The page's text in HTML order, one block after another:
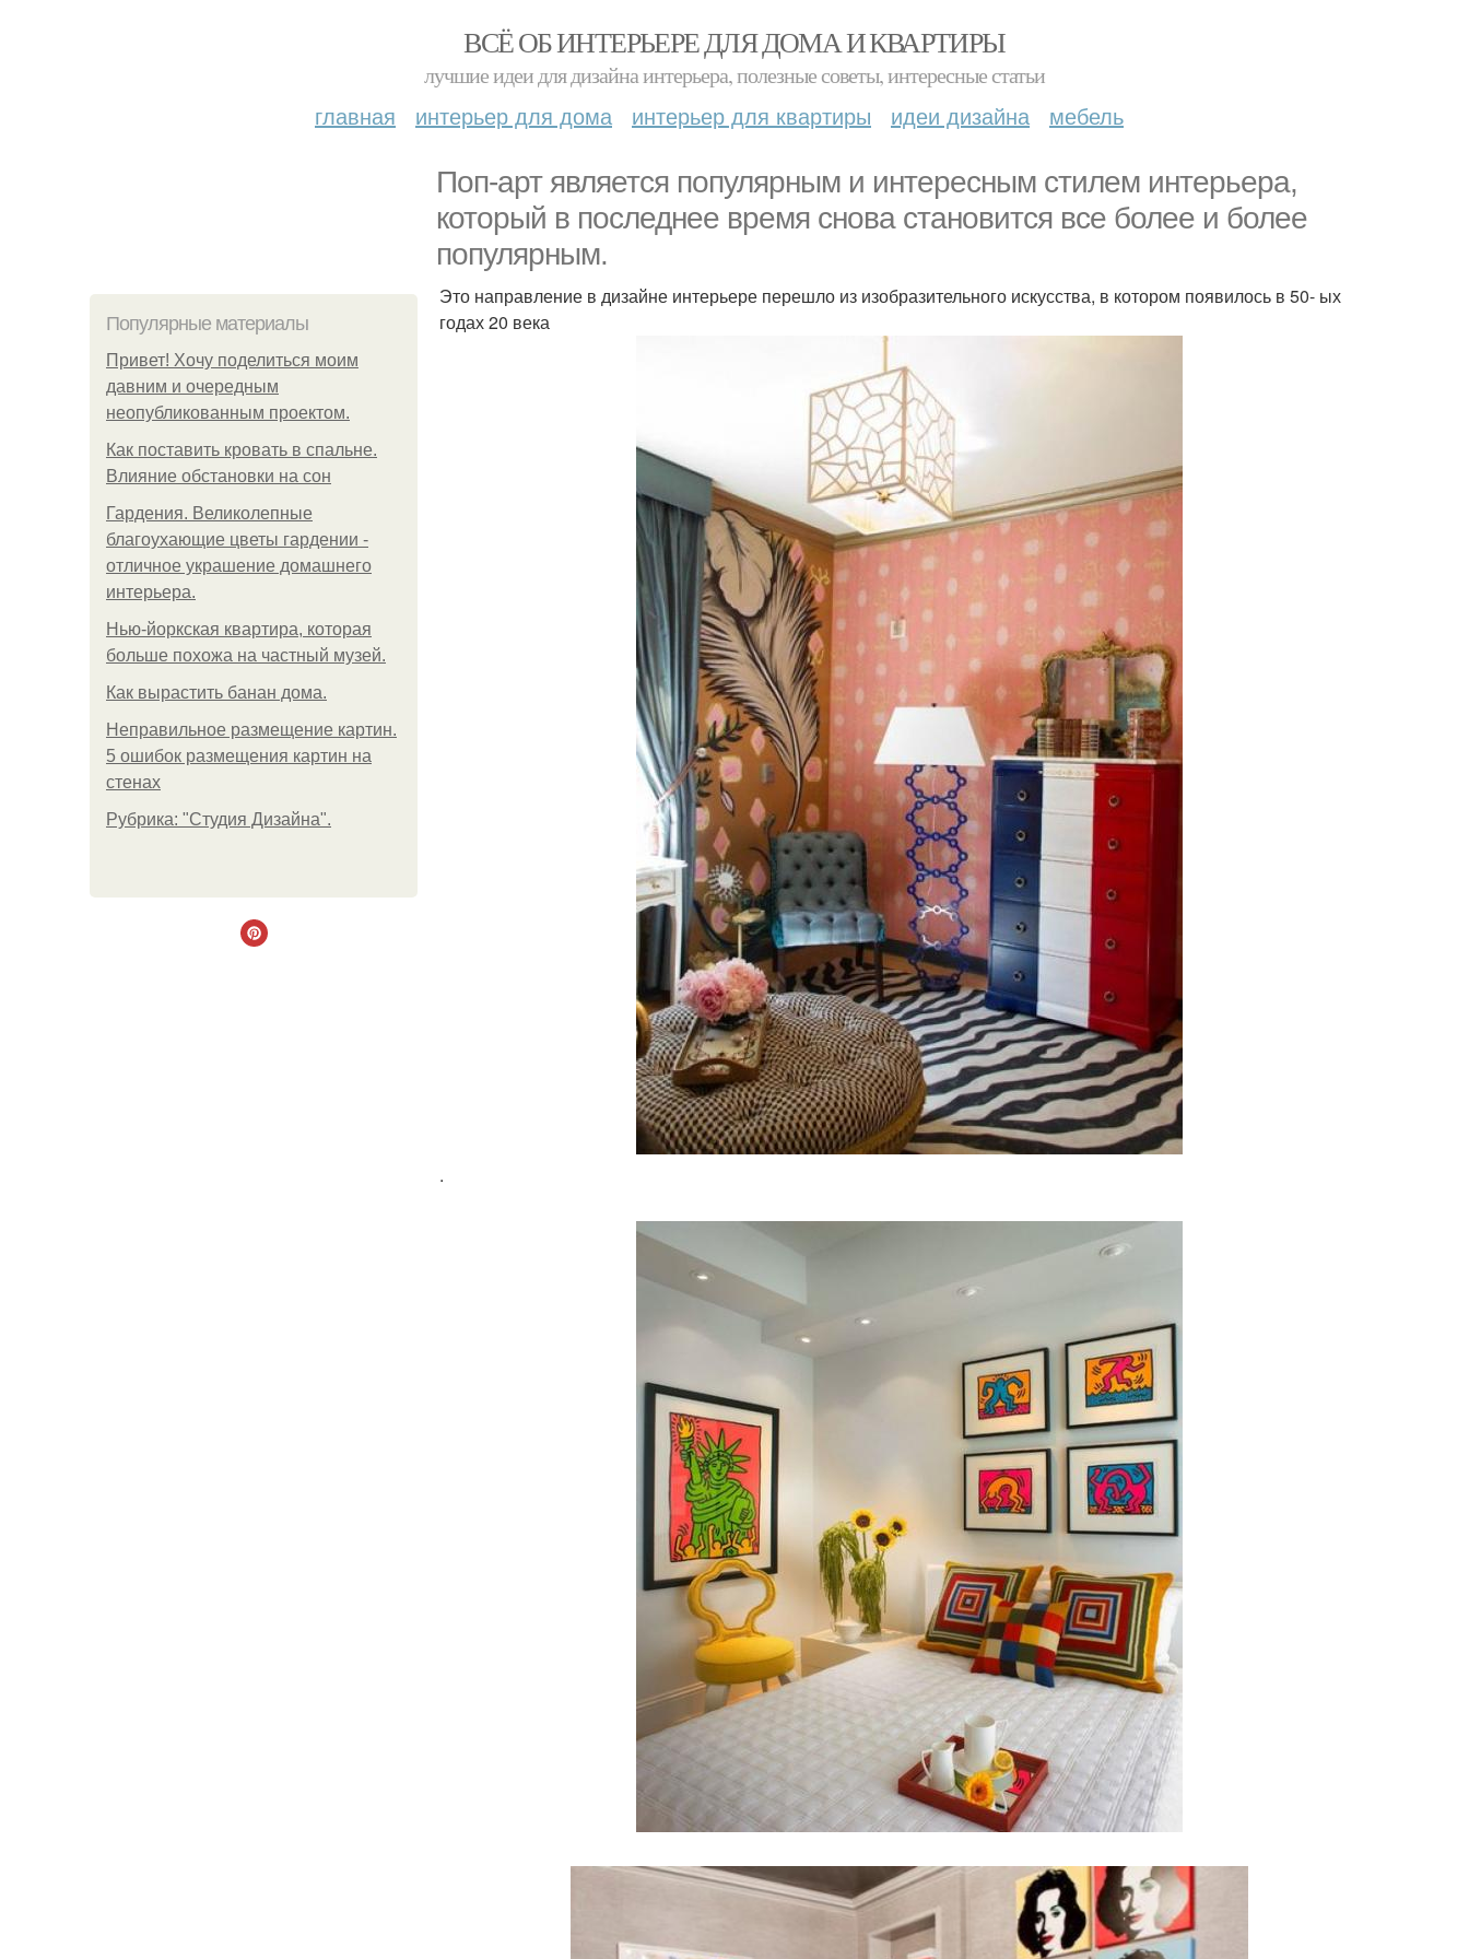
ВСЁ ОБ ИНТЕРЬЕРЕ ДЛЯ ДОМА И КВАРТИРЫ
лучшие идеи для дизайна интерьера, полезные советы, интересные статьи
главная интерьер для дома интерьер для квартиры идеи дизайна мебель
Поп-арт является популярным и интересным стилем интерьера,
который в последнее время снова становится все более и более
популярным.
Популярные материалы
Привет! Хочу поделиться моим
давним и очередным
неопубликованным проектом.
Как поставить кровать в спальне.
Влияние обстановки на сон
Гардения. Великолепные
благоухающие цветы гардении -
отличное украшение домашнего
интерьера.
Нью-йоркская квартира, которая
больше похожа на частный музей.
Как вырастить банан дома.
Неправильное размещение картин.
5 ошибок размещения картин на
стенах
Рубрика: "Студия Дизайна".
Это направление в дизайне интерьере перешло из изобразительного искусства, в котором появилось в 50- ых
годах 20 века
.